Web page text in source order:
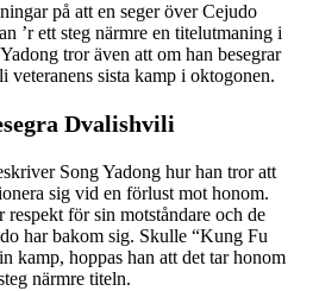
på att en seger över Cejudo
’r ett steg närmre en titelutmaning i
tror även att om han besegrar
veteranens sista kamp i oktogonen.
Dvalishvili
Song Yadong hur han tror att
sig vid en förlust mot honom.
respekt för sin motståndare och de
har bakom sig. Skulle “Kung Fu
kamp, hoppas han att det tar honom
närmre titeln.